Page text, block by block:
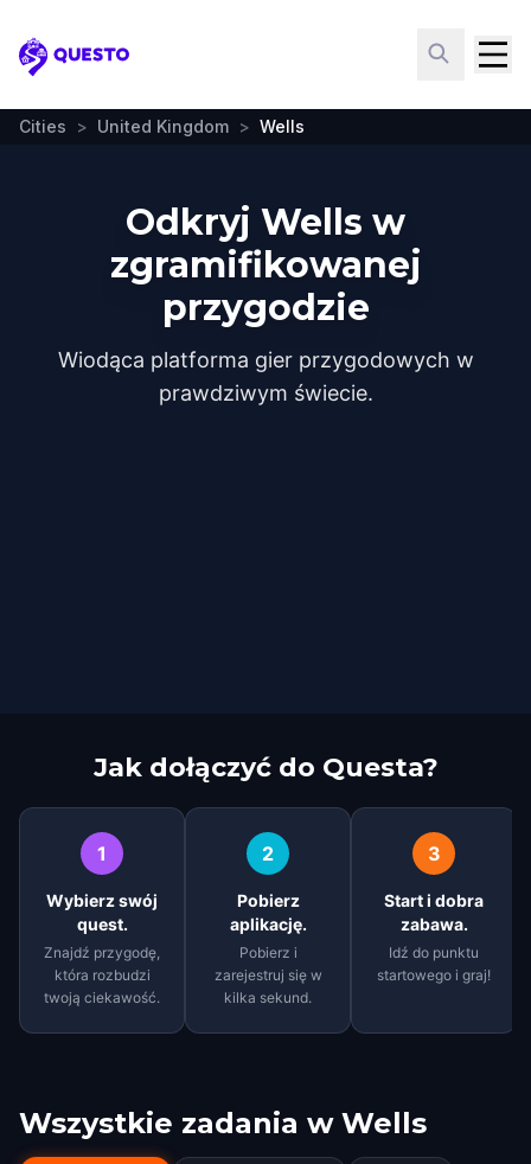
Questo
Cities > United Kingdom > Wells
Odkryj Wells w
zgramifikowanej
przygodzie
Wiodąca platforma gier przygodowych w
prawdziwym świecie.
Jak dołączyć do Questa?
1
Wybierz swój
quest.
Znajdź przygodę,
która rozbudzi
twoją ciekawość.
2
Pobierz
aplikację.
Pobierz i
zarejestruj się w
kilka sekund.
3
Start i dobra
zabawa.
Idź do punktu
startowego i graj!
Wszystkie zadania w Wells